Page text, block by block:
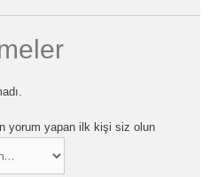
yorum yapan ilk kişi siz olun